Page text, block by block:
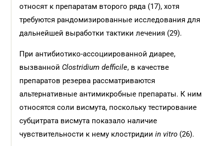
относят к препаратам второго ряда (17), хотя
требуются рандомизированные исследования для
дальнейшей выработки тактики лечения (29).
При антибиотико-ассоциирован­ной диарее,
вызванной Сlostridium defficile, в качестве
препаратов резерва рассматриваются
альтернативные антимикробные препараты. К ним
относятся соли висмута, поскольку тестирование
субцитрата висмута показало наличие
чувствительности к нему клостридииin vitro (26).